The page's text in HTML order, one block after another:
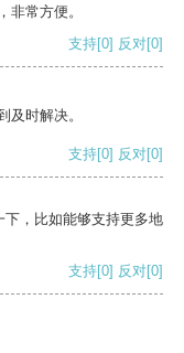
非常方便。
支持[0] 反对[0]
及时解决。
支持[0] 反对[0]
，比如能够支持更多地
支持[0] 反对[0]